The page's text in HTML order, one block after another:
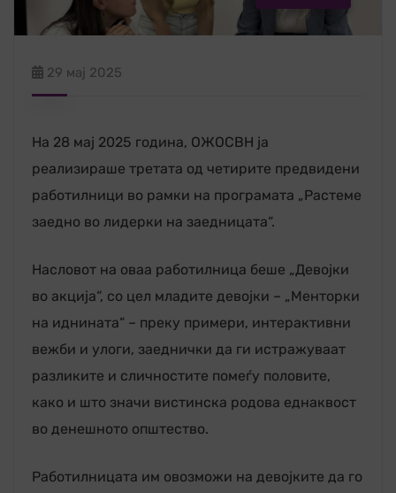
29 мај 2025
На 28 мај 2025 година, ОЖОСВН ја
реализираше третата од четирите предвидени
работилници во рамки на програмата „Растеме
заедно во лидерки на заедницата“.
Насловот на оваа работилница беше „Девојки
во акција“, со цел младите девојки – „Менторки
на иднината“ – преку примери, интерактивни
вежби и улоги, заеднички да ги истражуваат
разликите и сличностите помеѓу половите,
како и што значи вистинска родова еднаквост
во денешното општество.
Работилницата им овозможи на девојките да го